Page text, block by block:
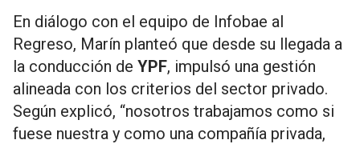
En diálogo con el equipo de Infobae al
Regreso, Marín planteó que desde su llegada a
la conducción de YPF, impulsó una gestión
alineada con los criterios del sector privado.
Según explicó, “nosotros trabajamos como si
fuese nuestra y como una compañía privada,